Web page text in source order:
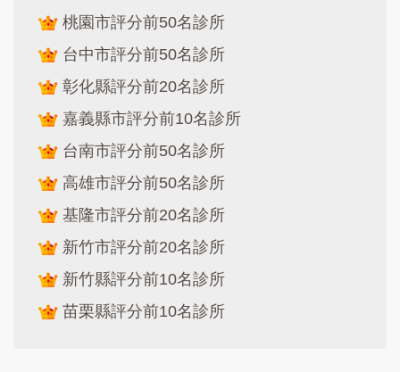
桃園市評分前50名診所
台中市評分前50名診所
彰化縣評分前20名診所
嘉義縣市評分前10名診所
台南市評分前50名診所
高雄市評分前50名診所
基隆市評分前20名診所
新竹市評分前20名診所
新竹縣評分前10名診所
苗栗縣評分前10名診所